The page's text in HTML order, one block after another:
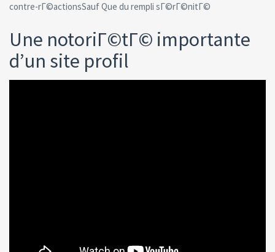
contre-rГ©actionsSauf Que du rempli sГ©rГ©nitГ©
Une notoriГ©tГ© importante
d’un site profil